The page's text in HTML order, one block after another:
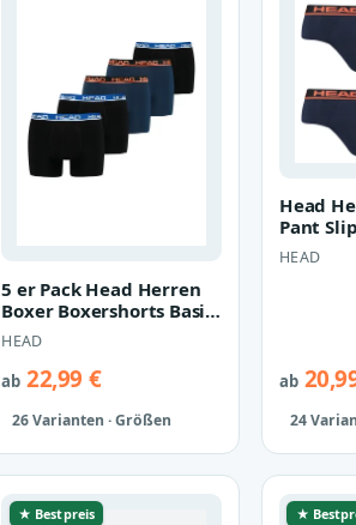
5 er Pack Head Herren
Boxer Boxershorts Basic
Pant Unterwäsche
HEAD
ab 22,99 €
26 Varianten · Größen
Head
Pant
HEAD
ab
24
★ Bestpreis ★